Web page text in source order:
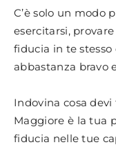
C’è solo un modo
esercitarsi,
fiducia in te
abbastanza bravo
Indovina cosa devi
Maggiore è la tua
fiducia nelle tue